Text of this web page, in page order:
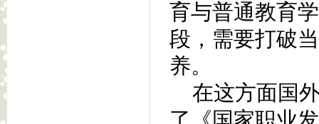
育与普通教育
段，需要打破
养。
在这方面国外